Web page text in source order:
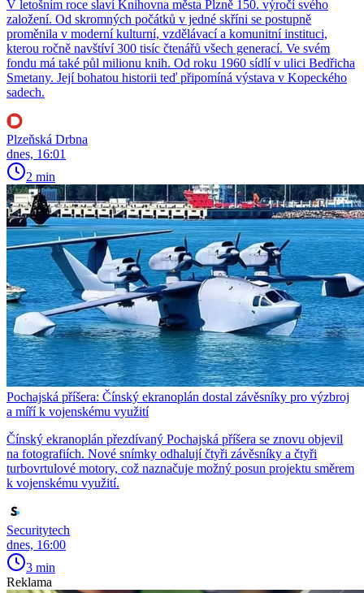
V letošním roce slaví Knihovna města Plzně 150. výročí svého
založení. Od skromných počátků v jedné skříni se postupně
proměnila v moderní kulturní, vzdělávací a komunitní instituci,
kterou ročně navštíví 300 tisíc čtenářů všech generací. Ve svém
fondu má také půl milionu knih. Od roku 1960 sídlí v ulici Bedřicha
Smetany. Její bohatou historii teď připomíná výstava v Kopeckého
sadech.
Plzeňská Drbna
dnes, 16:01
2 min
Pochajská příšera: Čínský ekranoplán dostal závěsníky pro výzbroj
a míří k vojenskému využití
Čínský ekranoplán přezdívaný Pochajská příšera se znovu objevil
na fotografiích. Nové snímky odhalují čtyři závěsníky a čtyři
turbovrtulové motory, což naznačuje možný posun projektu směrem
k vojenskému využití.
Securitytech
dnes, 16:00
3 min
Reklama